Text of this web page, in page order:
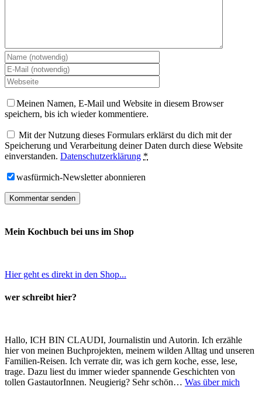
Meinen Namen, E-Mail und Website in diesem Browser
speichern, bis ich wieder kommentiere.
Mit der Nutzung dieses Formulars erklärst du dich mit der
Speicherung und Verarbeitung deiner Daten durch diese Website
einverstanden. Datenschutzerklärung *
wasfürmich-Newsletter abonnieren
Mein Kochbuch bei uns im Shop
Hier geht es direkt in den Shop...
wer schreibt hier?
Hallo, ICH BIN CLAUDI, Journalistin und Autorin. Ich erzähle
hier von meinen Buchprojekten, meinem wilden Alltag und unseren
Familien-Reisen. Ich verrate dir, was ich gern koche, esse, lese,
trage. Dazu liest du immer wieder spannende Geschichten von
tollen GastautorInnen. Neugierig? Sehr schön… Was über mich